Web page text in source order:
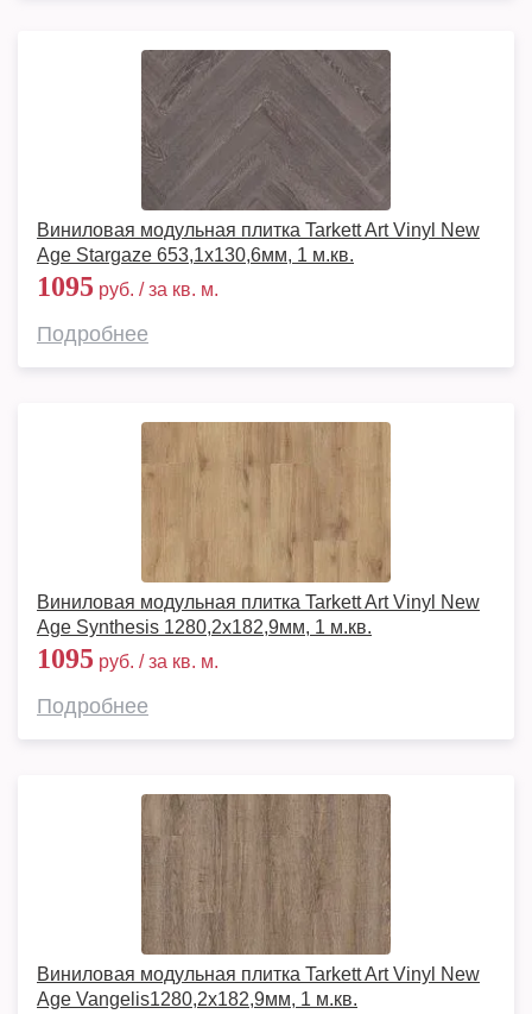
Виниловая модульная плитка Tarkett Art Vinyl New
Age Stargaze 653,1х130,6мм, 1 м.кв.
1095 руб. / за кв. м.
Подробнее
Виниловая модульная плитка Tarkett Art Vinyl New
Age Synthesis 1280,2х182,9мм, 1 м.кв.
1095 руб. / за кв. м.
Подробнее
Виниловая модульная плитка Tarkett Art Vinyl New
Age Vangelis1280,2х182,9мм, 1 м.кв.